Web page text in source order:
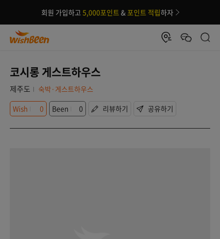
회원 가입하고 5,000포인트 &포인트 적립하자
코시롱 게스트하우스
제주도
숙박·게스트하우스
Wish
0 Been 0 리뷰하기 공유하기